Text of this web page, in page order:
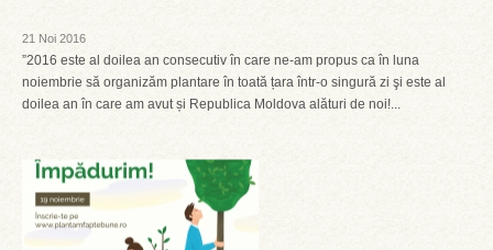
21 Noi 2016
”2016 este al doilea an consecutiv în care ne-am propus ca în luna
noiembrie să organizăm plantare în toată țara într-o singură zi şi este al
doilea an în care am avut și Republica Moldova alături de noi!...